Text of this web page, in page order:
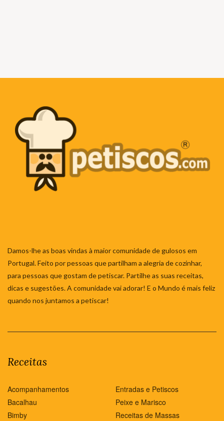
Damos-lhe as boas vindas à maior comunidade de gulosos em
Portugal. Feito por pessoas que partilham a alegria de cozinhar,
para pessoas que gostam de petiscar. Partilhe as suas receitas,
dicas e sugestões. A comunidade vai adorar! E o Mundo é mais feliz
quando nos juntamos a petiscar!
Receitas
Acompanhamentos
Bacalhau
Bimby
Entradas e Petiscos
Peixe e Marisco
Receitas de Massas